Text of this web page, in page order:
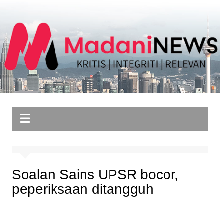
content
Soalan Sains UPSR bocor,
peperiksaan ditangguh